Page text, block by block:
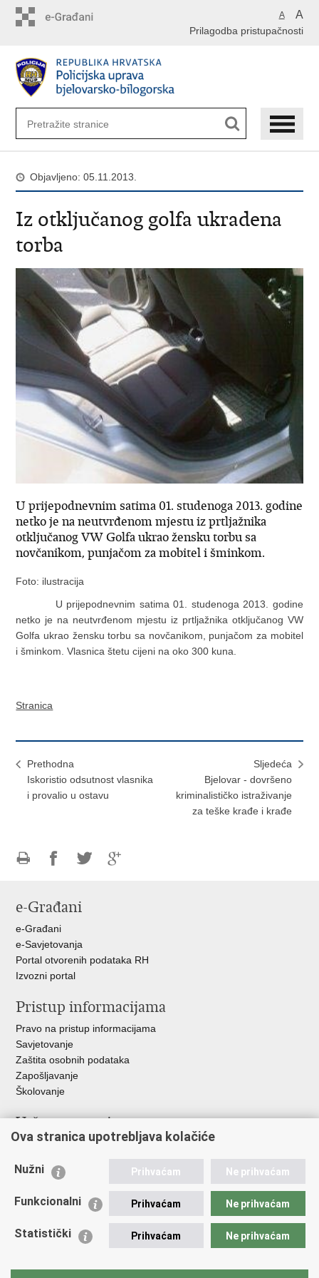
A A
Prilagodba pristupačnosti
Objavljeno: 05.11.2013.
Iz otključanog golfa ukradena
torba
U prijepodnevnim satima 01. studenoga 2013. godine
netko je na neutvrđenom mjestu iz prtljažnika
otključanog VW Golfa ukrao žensku torbu sa
novčanikom, punjačom za mobitel i šminkom.
Foto: ilustracija
U prijepodnevnim satima 01. studenoga 2013. godine
netko je na neutvrđenom mjestu iz prtljažnika otključanog VW
Golfa ukrao žensku torbu sa novčanikom, punjačom za mobitel
i šminkom. Vlasnica štetu cijeni na oko 300 kuna.
Stranica
Prethodna
Iskoristio odsutnost vlasnika
i provalio u ostavu
Sljedeća
Bjelovar - dovršeno
kriminalističko istraživanje
za teške krađe i krađe
FacebookuTwitteru
e-Građani
e-Građani
e-Savjetovanja
Portal otvorenih podataka RH
Izvozni portal
Pristup informacijama
Pravo na pristup informacijama
Savjetovanje
Zaštita osobnih podataka
Zapošljavanje
Školovanje
Važne poveznice
Ministarstvo unutarnjih poslova
Udruge
Policijska akademija
Zaklada policijske solidarnosti
Vučetić"
Ova stranica upotrebljava kolačiće
Nužni Prihvaćam Ne prihvaćam
Funkcionalni Prihvaćam Ne prihvaćam
Statistički Prihvaćam Ne prihvaćam